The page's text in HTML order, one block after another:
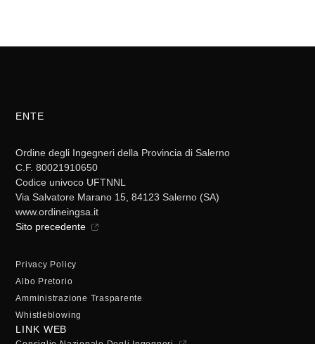
ENTE
Ordine degli Ingegneri della Provincia di Salerno
C.F. 80021910650
Codice univoco UFTNNL
Via Salvatore Marano 15, 84123 Salerno (SA)
www.ordineingsa.it
Sito precedente
Privacy Policy
Albo Pretorio
Amministrazione Trasparente
Whistleblowing
LINK WEB